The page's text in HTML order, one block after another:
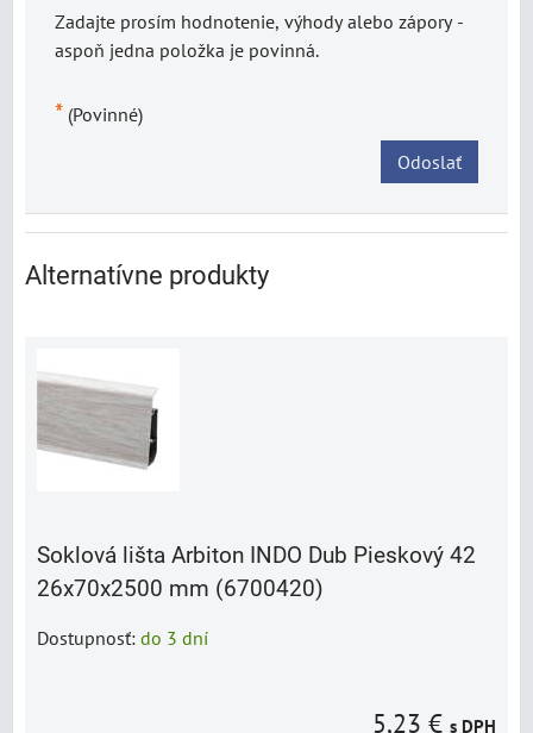
Zadajte prosím hodnotenie, výhody alebo zápory -
aspoň jedna položka je povinná.
* (Povinné)
Odoslať
Alternatívne produkty
Soklová lišta Arbiton INDO Dub Pieskový 42
26x70x2500 mm (6700420)
Dostupnosť: do 3 dní
5,23 € s DPH